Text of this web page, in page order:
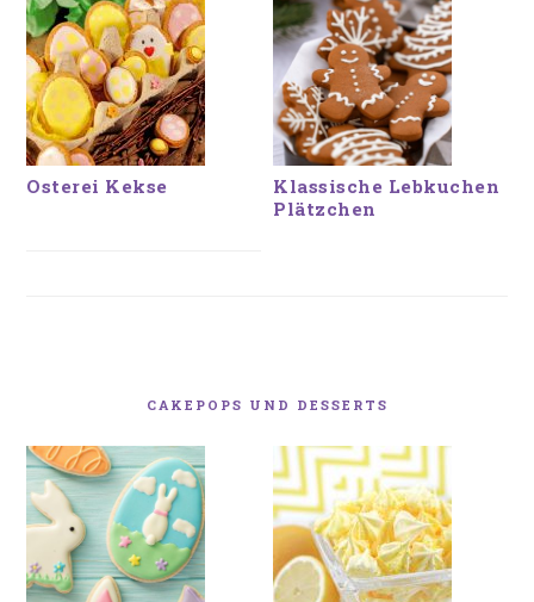
Osterei Kekse
Klassische Lebkuchen
Plätzchen
CAKEPOPS UND DESSERTS